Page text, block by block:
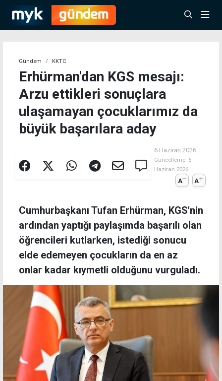
Gündem KKTC
Erhürman'dan KGS mesajı:
Arzu ettikleri sonuçlara
ulaşamayan çocuklarımız da
büyük başarılara aday
6 Haziran 2026
Güncelleme: 6
Haziran 2026
A A
Cumhurbaşkanı Tufan Erhürman, KGS'nin
ardından yaptığı paylaşımda başarılı olan
öğrencileri kutlarken, istediği sonucu
elde edemeyen çocukların da en az
onlar kadar kıymetli olduğunu vurguladı.